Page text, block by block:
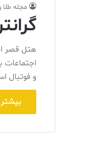
مجله طلا
و فوتبال